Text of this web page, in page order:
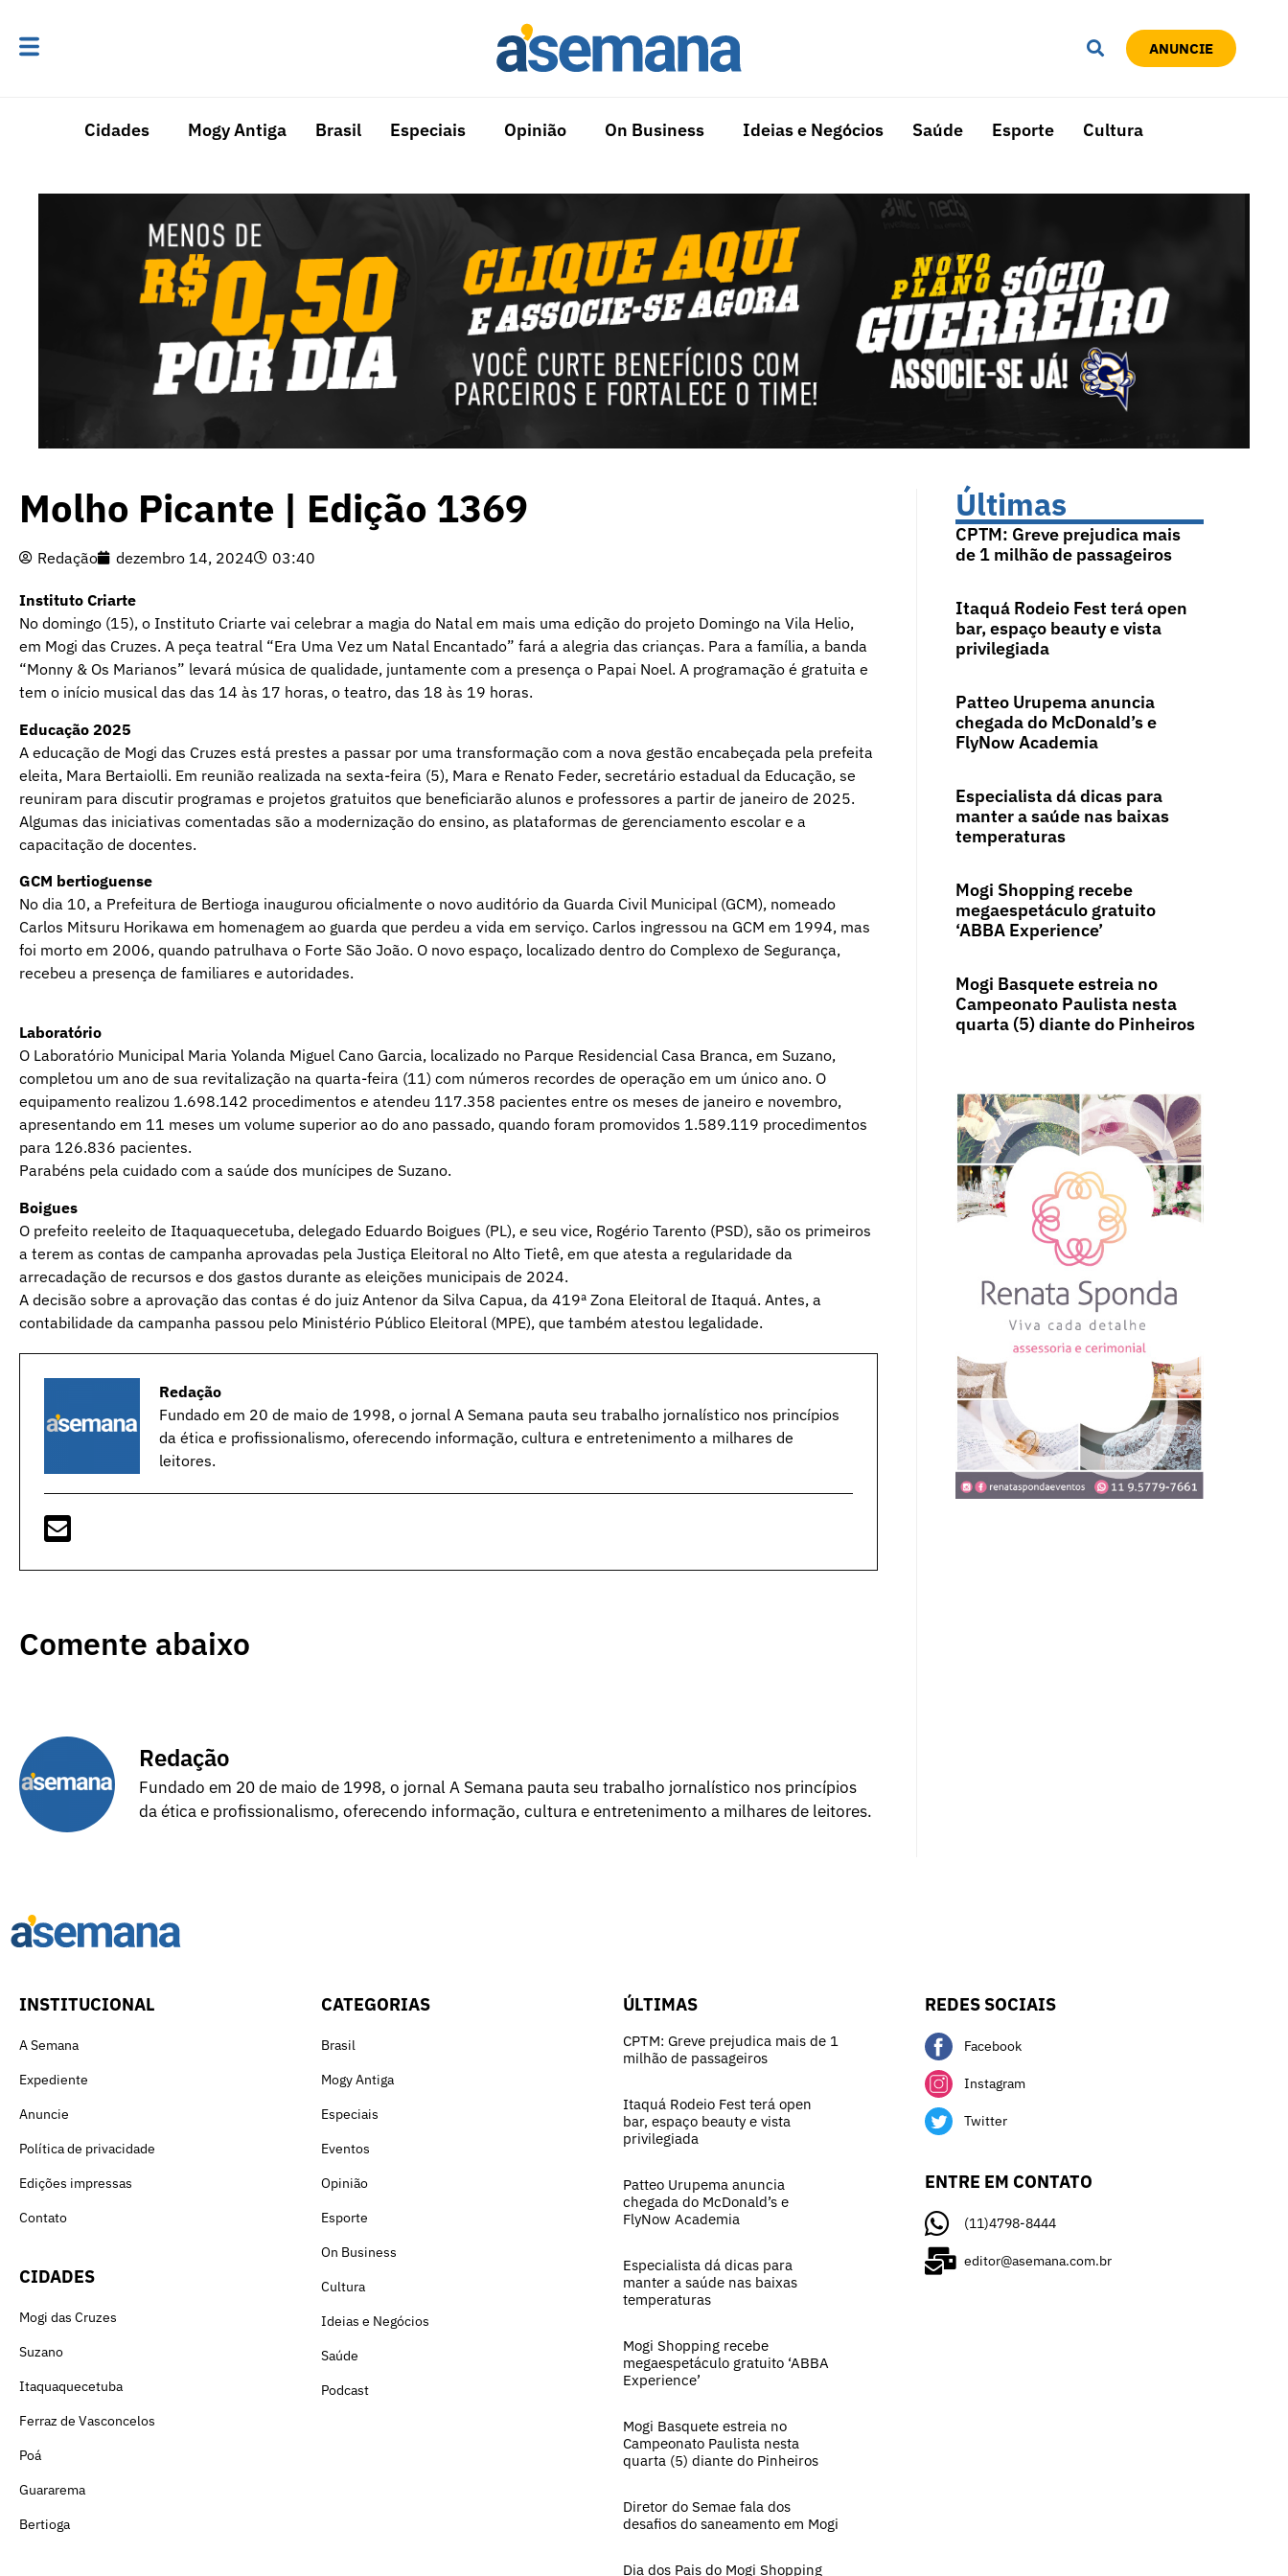
ANUNCIE
Cidades Mogy Antiga Brasil Especiais Opinião On Business Ideias e Negócios Saúde Esporte Cultura
Molho Picante | Edição 1369
Redação dezembro 14, 2024 03:40
Instituto Criarte
No domingo (15), o Instituto Criarte vai celebrar a magia do Natal em mais uma edição do projeto Domingo na Vila Helio,
em Mogi das Cruzes. A peça teatral “Era Uma Vez um Natal Encantado” fará a alegria das crianças. Para a família, a banda
“Monny & Os Marianos” levará música de qualidade, juntamente com a presença o Papai Noel. A programação é gratuita e
tem o início musical das das 14 às 17 horas, o teatro, das 18 às 19 horas.
Educação 2025
A educação de Mogi das Cruzes está prestes a passar por uma transformação com a nova gestão encabeçada pela prefeita
eleita, Mara Bertaiolli. Em reunião realizada na sexta-feira (5), Mara e Renato Feder, secretário estadual da Educação, se
reuniram para discutir programas e projetos gratuitos que beneficiarão alunos e professores a partir de janeiro de 2025.
Algumas das iniciativas comentadas são a modernização do ensino, as plataformas de gerenciamento escolar e a
capacitação de docentes.
GCM bertioguense
No dia 10, a Prefeitura de Bertioga inaugurou oficialmente o novo auditório da Guarda Civil Municipal (GCM), nomeado
Carlos Mitsuru Horikawa em homenagem ao guarda que perdeu a vida em serviço. Carlos ingressou na GCM em 1994, mas
foi morto em 2006, quando patrulhava o Forte São João. O novo espaço, localizado dentro do Complexo de Segurança,
recebeu a presença de familiares e autoridades.
Laboratório
O Laboratório Municipal Maria Yolanda Miguel Cano Garcia, localizado no Parque Residencial Casa Branca, em Suzano,
completou um ano de sua revitalização na quarta-feira (11) com números recordes de operação em um único ano. O
equipamento realizou 1.698.142 procedimentos e atendeu 117.358 pacientes entre os meses de janeiro e novembro,
apresentando em 11 meses um volume superior ao do ano passado, quando foram promovidos 1.589.119 procedimentos
para 126.836 pacientes.
Parabéns pela cuidado com a saúde dos munícipes de Suzano.
Boigues
O prefeito reeleito de Itaquaquecetuba, delegado Eduardo Boigues (PL), e seu vice, Rogério Tarento (PSD), são os primeiros
a terem as contas de campanha aprovadas pela Justiça Eleitoral no Alto Tietê, em que atesta a regularidade da
arrecadação de recursos e dos gastos durante as eleições municipais de 2024.
A decisão sobre a aprovação das contas é do juiz Antenor da Silva Capua, da 419ª Zona Eleitoral de Itaquá. Antes, a
contabilidade da campanha passou pelo Ministério Público Eleitoral (MPE), que também atestou legalidade.
Redação
Fundado em 20 de maio de 1998, o jornal A Semana pauta seu trabalho jornalístico nos princípios
da ética e profissionalismo, oferecendo informação, cultura e entretenimento a milhares de
leitores.
Comente abaixo
Redação
Fundado em 20 de maio de 1998, o jornal A Semana pauta seu trabalho jornalístico nos princípios
da ética e profissionalismo, oferecendo informação, cultura e entretenimento a milhares de leitores.
Últimas
CPTM: Greve prejudica mais
de 1 milhão de passageiros
Itaquá Rodeio Fest terá open
bar, espaço beauty e vista
privilegiada
Patteo Urupema anuncia
chegada do McDonald’s e
FlyNow Academia
Especialista dá dicas para
manter a saúde nas baixas
temperaturas
Mogi Shopping recebe
megaespetáculo gratuito
‘ABBA Experience’
Mogi Basquete estreia no
Campeonato Paulista nesta
quarta (5) diante do Pinheiros
INSTITUCIONAL
A Semana
Expediente
Anuncie
Política de privacidade
Edições impressas
Contato
CIDADES
Mogi das Cruzes
Suzano
Itaquaquecetuba
Ferraz de Vasconcelos
Poá
Guararema
Bertioga
CATEGORIAS
Brasil
Mogy Antiga
Especiais
Eventos
Opinião
Esporte
On Business
Cultura
Ideias e Negócios
Saúde
Podcast
ÚLTIMAS
CPTM: Greve prejudica mais de 1
milhão de passageiros
Itaquá Rodeio Fest terá open
bar, espaço beauty e vista
privilegiada
Patteo Urupema anuncia
chegada do McDonald’s e
FlyNow Academia
Especialista dá dicas para
manter a saúde nas baixas
temperaturas
Mogi Shopping recebe
megaespetáculo gratuito ‘ABBA
Experience’
Mogi Basquete estreia no
Campeonato Paulista nesta
quarta (5) diante do Pinheiros
Diretor do Semae fala dos
desafios do saneamento em Mogi
Dia dos Pais do Mogi Shopping
REDES SOCIAIS
Facebook
Instagram
Twitter
ENTRE EM CONTATO
(11)4798-8444
editor@asemana.com.br